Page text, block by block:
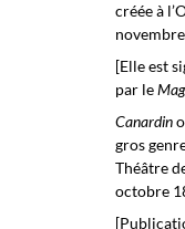
créée à l’
[Elle est
par le
Canardin
gros
Théâtre
octobre